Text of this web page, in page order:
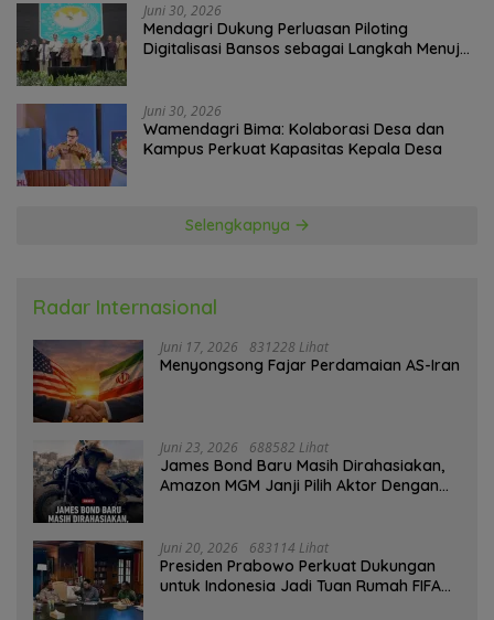
Juni 30, 2026
Mendagri Dukung Perluasan Piloting
Digitalisasi Bansos sebagai Langkah Menuju
Juni 30, 2026
Wamendagri Bima: Kolaborasi Desa dan
Kampus Perkuat Kapasitas Kepala Desa
Selengkapnya
Radar Internasional
Juni 17, 2026 831228 Lihat
Menyongsong Fajar Perdamaian AS-Iran
Juni 23, 2026 688582 Lihat
James Bond Baru Masih Dirahasiakan,
Amazon MGM Janji Pilih Aktor Dengan
Juni 20, 2026 683114 Lihat
Presiden Prabowo Perkuat Dukungan
untuk Indonesia Jadi Tuan Rumah FIFA